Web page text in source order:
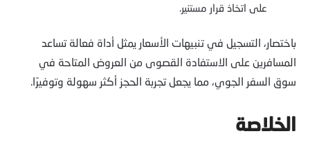
على اتخاذ قرار مستنير.
باختصار، التسجيل في تنبيهات الأسعار يمثل أداة فعالة تساعد
المسافرين على الاستفادة القصوى من العروض المتاحة في
سوق السفر الجوي، مما يجعل تجربة الحجز أكثر سهولة وتوفيرًا.
الخلاصة